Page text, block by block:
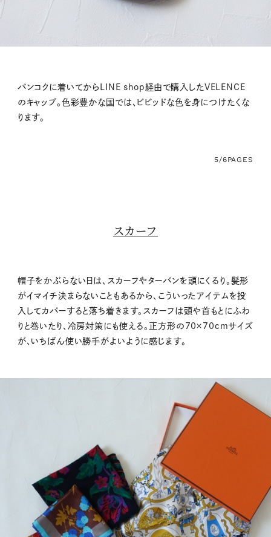
バンコクに着いてからLINE shop経由で購入したVELENCE
のキャップ。色彩豊かな国では、ビビッドな色を身につけたくな
ります。
5/6PAGES
スカーフ
帽子をかぶらない日は、スカーフやターバンを頭にくるり。髪形
がイマイチ決まらないこともあるから、こういったアイテムを投
入してカバーすると落ち着きます。スカーフは頭や首もとにふわ
りと巻いたり、冷房対策にも使える。正方形の70×70cmサイズ
が、いちばん使い勝手がよいように感じます。